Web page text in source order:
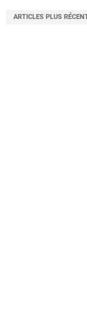
ARTICLES PLUS